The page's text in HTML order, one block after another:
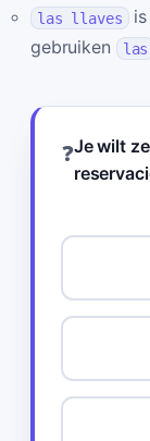
las llaves is
gebruiken
las
❓Je wilt